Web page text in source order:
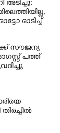
അടിച്ചു;
ഓടിച്ച്
സൗജന്യ
പത്ത്
തിരച്ചിൽ